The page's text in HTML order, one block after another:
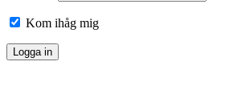
Kom ihåg mig